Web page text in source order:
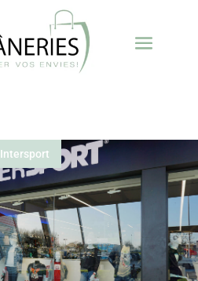
Intersport